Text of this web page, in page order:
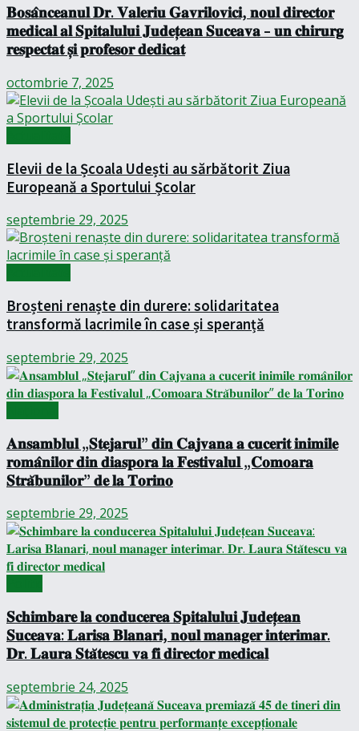
𝐁𝐨𝐬𝐚̂𝐧𝐜𝐞𝐚𝐧𝐮𝐥 𝐃𝐫. 𝐕𝐚𝐥𝐞𝐫𝐢𝐮 𝐆𝐚𝐯𝐫𝐢𝐥𝐨𝐯𝐢𝐜𝐢, 𝐧𝐨𝐮𝐥 𝐝𝐢𝐫𝐞𝐜𝐭𝐨𝐫
𝐦𝐞𝐝𝐢𝐜𝐚𝐥 𝐚𝐥 𝐒𝐩𝐢𝐭𝐚𝐥𝐮𝐥𝐮𝐢 𝐉𝐮𝐝𝐞𝐭̦𝐞𝐚𝐧 𝐒𝐮𝐜𝐞𝐚𝐯𝐚 – 𝐮𝐧 𝐜𝐡𝐢𝐫𝐮𝐫𝐠
𝐫𝐞𝐬𝐩𝐞𝐜𝐭𝐚𝐭 𝐬̦𝐢 𝐩𝐫𝐨𝐟𝐞𝐬𝐨𝐫 𝐝𝐞𝐝𝐢𝐜𝐚𝐭
octombrie 7, 2025
Elevii de la Școala Udești au sărbătorit Ziua
Europeană a Sportului Școlar
septembrie 29, 2025
Broșteni renaște din durere: solidaritatea
transformă lacrimile în case și speranță
septembrie 29, 2025
𝐀𝐧𝐬𝐚𝐦𝐛𝐥𝐮𝐥 „𝐒𝐭𝐞𝐣𝐚𝐫𝐮𝐥” 𝐝𝐢𝐧 𝐂𝐚𝐣𝐯𝐚𝐧𝐚 𝐚 𝐜𝐮𝐜𝐞𝐫𝐢𝐭 𝐢𝐧𝐢𝐦𝐢𝐥𝐞
𝐫𝐨𝐦𝐚̂𝐧𝐢𝐥𝐨𝐫 𝐝𝐢𝐧 𝐝𝐢𝐚𝐬𝐩𝐨𝐫𝐚 𝐥𝐚 𝐅𝐞𝐬𝐭𝐢𝐯𝐚𝐥𝐮𝐥 „𝐂𝐨𝐦𝐨𝐚𝐫𝐚
𝐒𝐭𝐫𝐚̆𝐛𝐮𝐧𝐢𝐥𝐨𝐫” 𝐝𝐞 𝐥𝐚 𝐓𝐨𝐫𝐢𝐧𝐨
septembrie 29, 2025
𝐒𝐜𝐡𝐢𝐦𝐛𝐚𝐫𝐞 𝐥𝐚 𝐜𝐨𝐧𝐝𝐮𝐜𝐞𝐫𝐞𝐚 𝐒𝐩𝐢𝐭𝐚𝐥𝐮𝐥𝐮𝐢 𝐉𝐮𝐝𝐞𝐭̦𝐞𝐚𝐧
𝐒𝐮𝐜𝐞𝐚𝐯𝐚: 𝐋𝐚𝐫𝐢𝐬𝐚 𝐁𝐥𝐚𝐧𝐚𝐫𝐢, 𝐧𝐨𝐮𝐥 𝐦𝐚𝐧𝐚𝐠𝐞𝐫 𝐢𝐧𝐭𝐞𝐫𝐢𝐦𝐚𝐫.
𝐃𝐫. 𝐋𝐚𝐮𝐫𝐚 𝐒𝐭𝐚̆𝐭𝐞𝐬𝐜𝐮 𝐯𝐚 𝐟𝐢 𝐝𝐢𝐫𝐞𝐜𝐭𝐨𝐫 𝐦𝐞𝐝𝐢𝐜𝐚𝐥
septembrie 24, 2025